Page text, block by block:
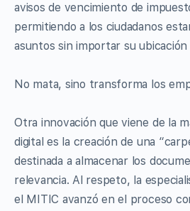
avisos de vencimiento de
permitiendo a los ciudadanos
asuntos sin importar su ubicación
No mata, sino transforma los
Otra innovación que viene de la
digital es la creación de una
destinada a almacenar los
relevancia. Al respeto, la
el MITIC avanzó en el proceso